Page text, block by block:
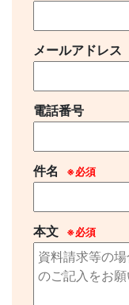
メールアドレス
電話番号
件名 ※必須
本文 ※必須